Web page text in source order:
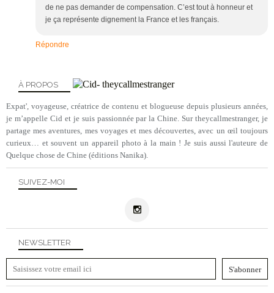
de ne pas demander de compensation. C’est tout à honneur et
je ça représente dignement la France et les français.
Répondre
NEWSLETTER
SUIVEZ-MOI
À PROPOS
Expat', voyageuse, créatrice de contenu et blogueuse depuis plusieurs années,
je m’appelle Cid et je suis passionnée par la Chine. Sur theycallmestranger, je
partage mes aventures, mes voyages et mes découvertes, avec un œil toujours
curieux… et souvent un appareil photo à la main ! Je suis aussi l'auteure de
Quelque chose de Chine (éditions Nanika).